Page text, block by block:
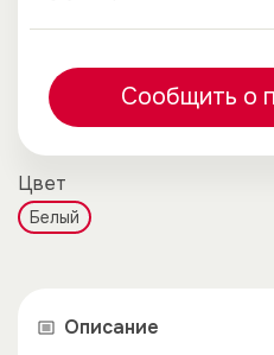
Сообщить о
Цвет
Белый
Описание